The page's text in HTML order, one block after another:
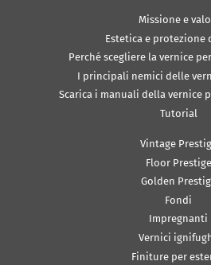
Missione e
Estetica e protezione
Perché scegliere la vernice
I principali nemici delle
Scarica i manuali della vernice
Tutorial
Vintage
Floor Prestige
Golden
Fondi
Impregnanti
Vernici
Finiture per